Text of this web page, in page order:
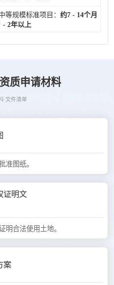
等规模标准项目： 约7 - 14个月
- 2年以上
质申请材料
文件清单
准图纸。
证明文
明合法使用土地。
案